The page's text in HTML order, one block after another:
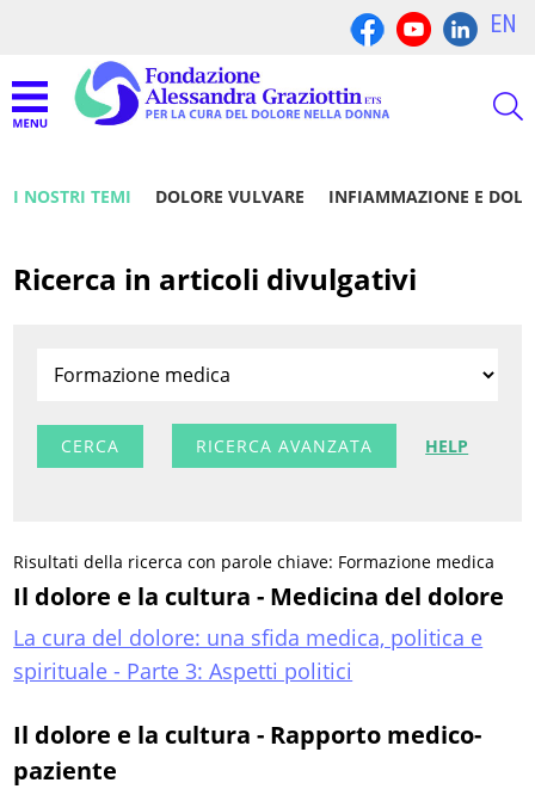
EN
I NOSTRI TEMI DOLORE VULVARE INFIAMMAZIONE E
Ricerca in articoli divulgativi
RICERCA AVANZATA HELP
Risultati della ricerca con parole chiave: Formazione medica
Il dolore e la cultura - Medicina del dolore
La cura del dolore: una sfida medica, politica e
spirituale - Parte 3: Aspetti politici
Il dolore e la cultura - Rapporto medico-
paziente